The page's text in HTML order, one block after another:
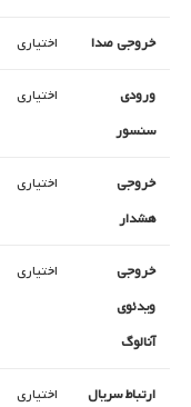
خروجی صدا اختیاری
ورودی
سنسور
اختیاری
خروجی
هشدار
اختیاری
خروجی
ویدئوی
آنالوگ
اختیاری
ارتباط سریال اختیاری